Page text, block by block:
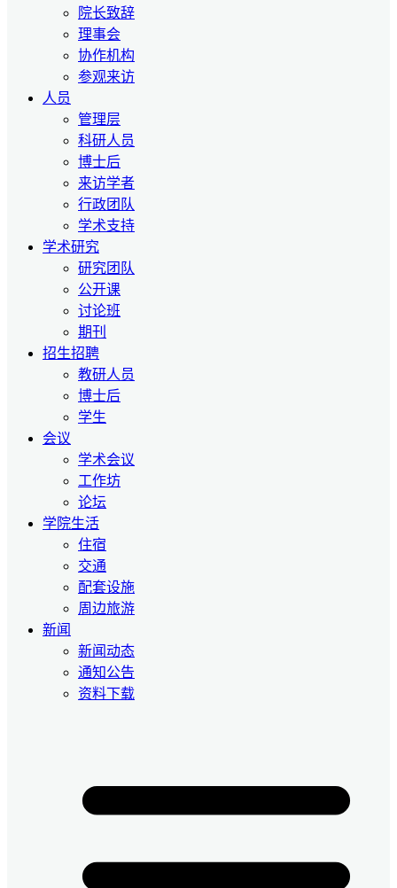
院长致辞
理事会
协作机构
参观来访
人员
管理层
科研人员
博士后
来访学者
行政团队
学术支持
学术研究
研究团队
公开课
讨论班
期刊
招生招聘
教研人员
博士后
学生
会议
学术会议
工作坊
论坛
学院生活
住宿
交通
配套设施
周边旅游
新闻
新闻动态
通知公告
资料下载